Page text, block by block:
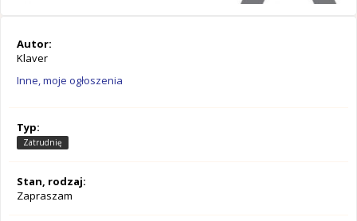
Autor:
Klaver
Inne, moje ogłoszenia
Typ:
Zatrudnię
Stan, rodzaj:
Zapraszam